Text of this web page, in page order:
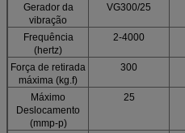
Gerador da
vibração
VG300/25
Frequência
(hertz)
2-4000
Força de retirada
máxima (kg.f)
300
Máximo
Deslocamento
(mmp-p)
25